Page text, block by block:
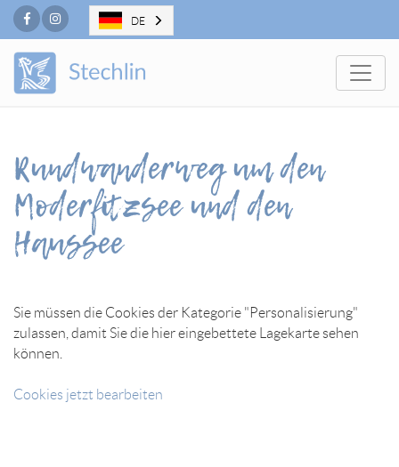
FacebookInstagram
Rundwanderweg um den
Moderfitzsee und den
Haussee
Sie müssen die Cookies der Kategorie "Personalisierung"
zulassen, damit Sie die hier eingebettete Lagekarte sehen
können.
Cookies jetzt bearbeiten
DE